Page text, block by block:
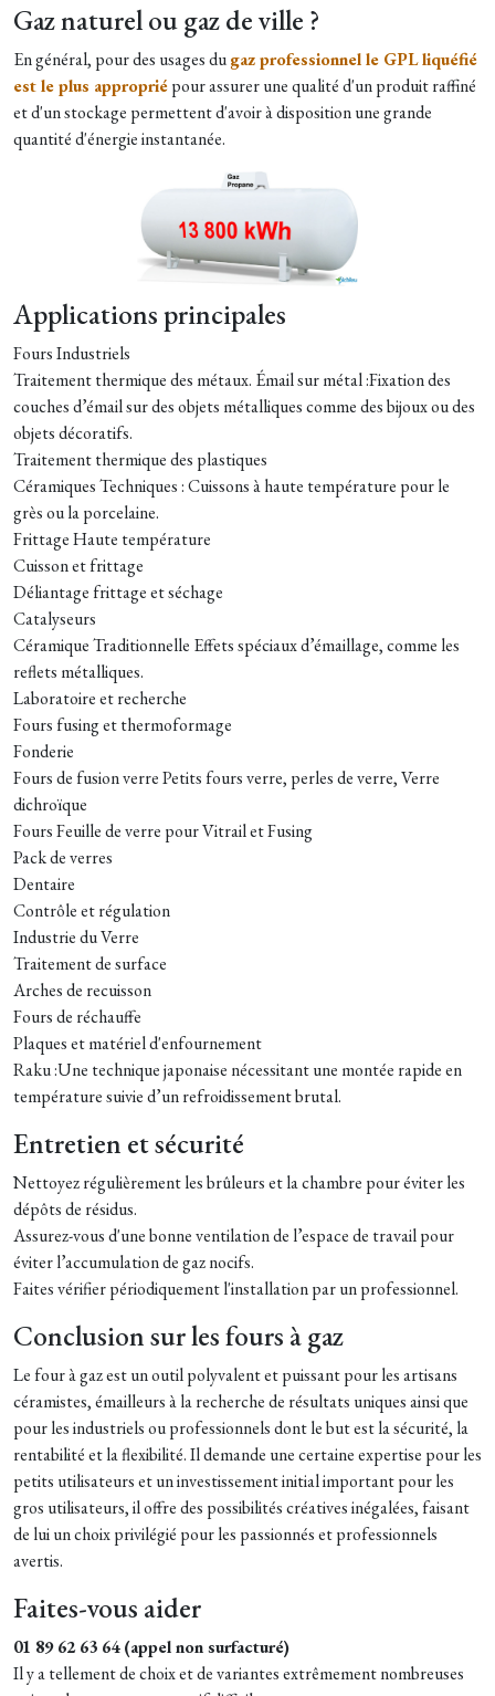
Gaz naturel ou gaz de ville ?
En général, pour des usages dugaz professionnel le GPL liquéfié
est le plus appropriépour assurer une qualité d'un produit raffiné
et d'un stockage permettent d'avoir à disposition une grande
quantité d'énergie instantanée.
Applications principales
Fours Industriels
Traitement thermique des métaux. Émail sur métal :Fixation des
couches d’émail sur des objets métalliques comme des bijoux ou des
objets décoratifs.
Traitement thermique des plastiques
Céramiques Techniques :Cuissons à haute température pour le
grès ou la porcelaine.
Frittage Haute température
Cuisson et frittage
Déliantage frittage et séchage
Catalyseurs
Céramique Traditionnelle Effets spéciaux d’émaillage, comme les
reflets métalliques.
Laboratoire et recherche
Fours fusing et thermoformage
Fonderie
Fours de fusion verre Petits fours verre, perles de verre, Verre
dichroïque
Fours Feuille de verre pour Vitrail et Fusing
Pack de verres
Dentaire
Contrôle et régulation
Industrie du Verre
Traitement de surface
Arches de recuisson
Fours de réchauffe
Plaques et matériel d'enfournement
Raku :Une technique japonaise nécessitant une montée rapide en
température suivie d’un refroidissement brutal.
Entretien et sécurité
Nettoyez régulièrement les brûleurs et la chambre pour éviter les
dépôts de résidus.
Assurez-vous d'une bonne ventilation de l’espace de travail pour
éviter l’accumulation de gaz nocifs.
Faites vérifier périodiquement l'installation par un professionnel.
Conclusion sur les fours à gaz
Le four à gaz est un outil polyvalent et puissant pour les artisans
céramistes, émailleurs à la recherche de résultats uniques ainsi que
pour les industriels ou professionnels dont le but est la sécurité, la
rentabilité etla flexibilité. Il demande une certaine expertise pour les
petits utilisateurs et un investissement initial important pour les
gros utilisateurs, il offre des possibilités créatives inégalées, faisant
de lui un choix privilégié pour les passionnés et professionnels
avertis.
Faites-vous aider
01 89 62 63 64 (appel non surfacturé)
Il y a tellement de choix et de variantes extrêmement nombreuses